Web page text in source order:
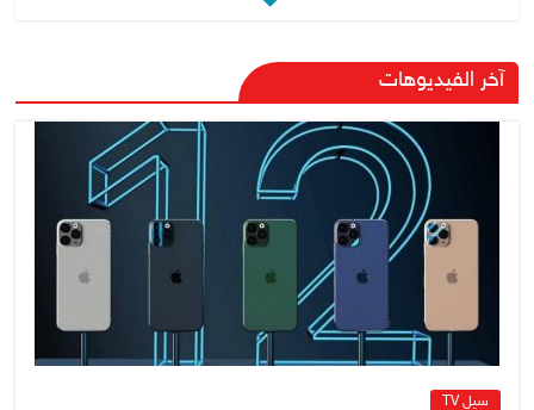
صدور أمر قبض بحق وزير العمل
السابق أحمد الأسدي
الدخيل يفتتح مستشفى الأورام
والطب النووي التخصصي في
الموصل
9 أغسطس، 2026 No Comment
آخر الفيديوهات
سيل TV